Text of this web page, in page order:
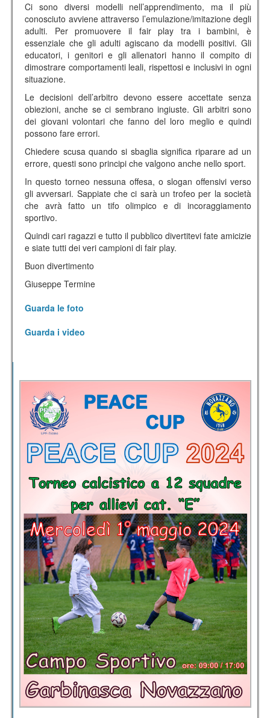
Ci sono diversi modelli nell’apprendimento, ma il più
conosciuto avviene attraverso l’emulazione/imitazione degli
adulti. Per promuovere il fair play tra i bambini, è
essenziale che gli adulti agiscano da modelli positivi. Gli
educatori, i genitori e gli allenatori hanno il compito di
dimostrare comportamenti leali, rispettosi e inclusivi in ogni
situazione.
Le decisioni dell’arbitro devono essere accettate senza
obiezioni, anche se ci sembrano ingiuste. Gli arbitri sono
dei giovani volontari che fanno del loro meglio e quindi
possono fare errori.
Chiedere scusa quando si sbaglia significa riparare ad un
errore, questi sono principi che valgono anche nello sport.
In questo torneo nessuna offesa, o slogan offensivi verso
gli avversari. Sappiate che ci sarà un trofeo per la società
che avrà fatto un tifo olimpico e di incoraggiamento
sportivo.
Quindi cari ragazzi e tutto il pubblico divertitevi fate amicizie
e siate tutti dei veri campioni di fair play.
Buon divertimento
Giuseppe Termine
Guarda le foto
Guarda i video